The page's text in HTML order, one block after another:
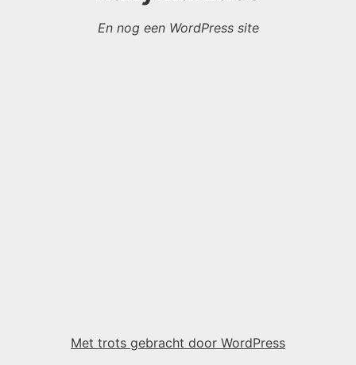
En nog een WordPress site
Met trots gebracht door WordPress